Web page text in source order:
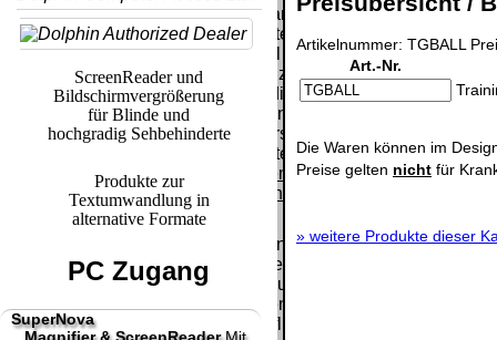
Artikelnummer: TGBALL
Art.-Nr.
Die Waren können im
Preise gelten nicht für
» weitere Produkte dieser
ScreenReader und
Bildschirmvergrößerung
für Blinde und
hochgradig Sehbehinderte
Produkte zur
Textumwandlung in
alternative Formate
PC Zugang
SuperNova
Der Versand erfolgt
als versichertes
Selbstabholung
vom Büro oder
von
0.00 €
Versandart
erhalten Sie per
Email z.B. einen
Lizenzschlüssel
und die
Rechnung /
Lieferschein. Sie
erhalten also
keinen
Datenträger
Die in diesem Dokument genannten
Warenzeichen sind Eigentum der jeweiligen
Firmen. Preisänderungen, Irrtümer und
technische Änderungen vorbehalten.
letzte Änderung: 20. Januar 2025 fluSoft
Wir sind
[] []